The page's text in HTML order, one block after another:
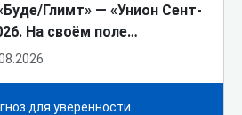
Глимт» ― «Унион Сент-
На своём поле…
для уверенности